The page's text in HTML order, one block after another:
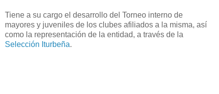
Tiene a su cargo el desarrollo del Torneo interno de
mayores y juveniles de los clubes afiliados a la misma, así
como la representación de la entidad, a través de la
Selección Iturbeña.